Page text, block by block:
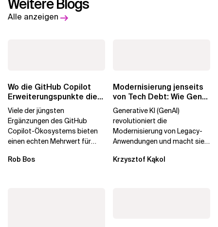
Weitere Blogs
Alle anzeigen
Wo die GitHub Copilot
Erweiterungspunkte die
Governance brechen
Viele der jüngsten
Ergänzungen des GitHub
Copilot-Ökosystems bieten
einen echten Mehrwert für
aber auch die...
Rob Bos
Modernisierung jenseits
von Tech Debt: Wie GenAI
die
Generative KI (GenAI)
revolutioniert die
Modernisierung von Legacy-
Anwendungen und macht sie
Durch die Automatisierung...
Krzysztof Kąkol